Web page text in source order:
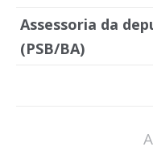
Assessoria da
(PSB/BA)